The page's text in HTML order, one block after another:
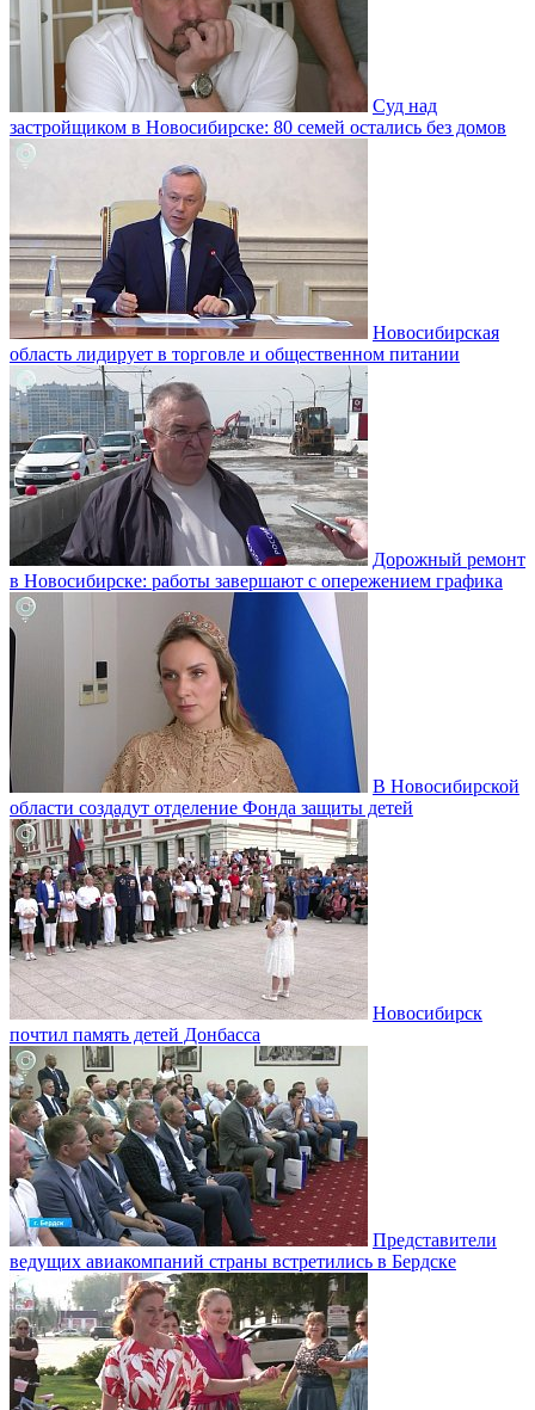
Суд над
застройщиком в Новосибирске: 80 семей остались без домов
Новосибирская
область лидирует в торговле и общественном питании
Дорожный ремонт
в Новосибирске: работы завершают с опережением графика
В Новосибирской
области создадут отделение Фонда защиты детей
Новосибирск
почтил память детей Донбасса
Представители
ведущих авиакомпаний страны встретились в Бердске